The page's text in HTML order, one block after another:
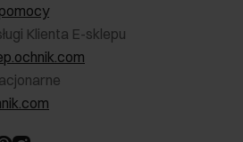
Klienta E-sklepu